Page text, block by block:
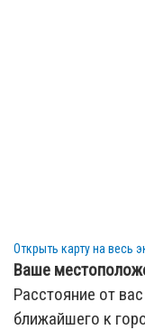
Открыть карту на весь
Ваше
Расстояние от
ближайшего к